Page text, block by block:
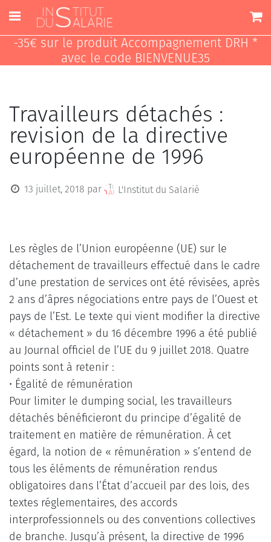
-35€ sur le produit Accompagnement DRH *
avec le code BIENVENUE35
Travailleurs détachés :
revision de la directive
européenne de 1996
13 juillet, 2018 par L'Institut du Salarié
Les règles de l’Union européenne (UE) sur le
détachement de travailleurs effectué dans le cadre
d’une prestation de services ont été révisées, après
2 ans d’âpres négociations entre pays de l’Ouest et
pays de l’Est. Le texte qui vient modifier la directive
« détachement » du 16 décembre 1996 a été publié
au Journal officiel de l’UE du 9 juillet 2018. Quatre
points sont à retenir :
• Égalité de rémunération
Pour limiter le dumping social, les travailleurs
détachés bénéficieront du principe d’égalité de
traitement en matière de rémunération. À cet
égard, la notion de « rémunération » s’entend de
tous les éléments de rémunération rendus
obligatoires dans l’État d’accueil par des lois, des
textes réglementaires, des accords
interprofessionnels ou des conventions collectives
de branche. Jusqu’à présent, la directive de 1996